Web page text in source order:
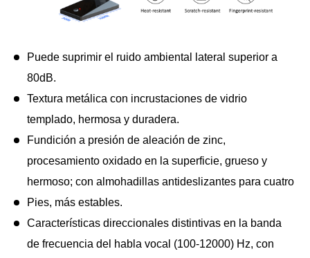
Puede suprimir el ruido ambiental lateral superior a
80dB.
Textura metálica con incrustaciones de vidrio
templado, hermosa y duradera.
Fundición a presión de aleación de zinc,
procesamiento oxidado en la superficie, grueso y
hermoso; con almohadillas antideslizantes para cuatro
Pies, más estables.
Características direccionales distintivas en la banda
de frecuencia del habla vocal (100-12000) Hz, con